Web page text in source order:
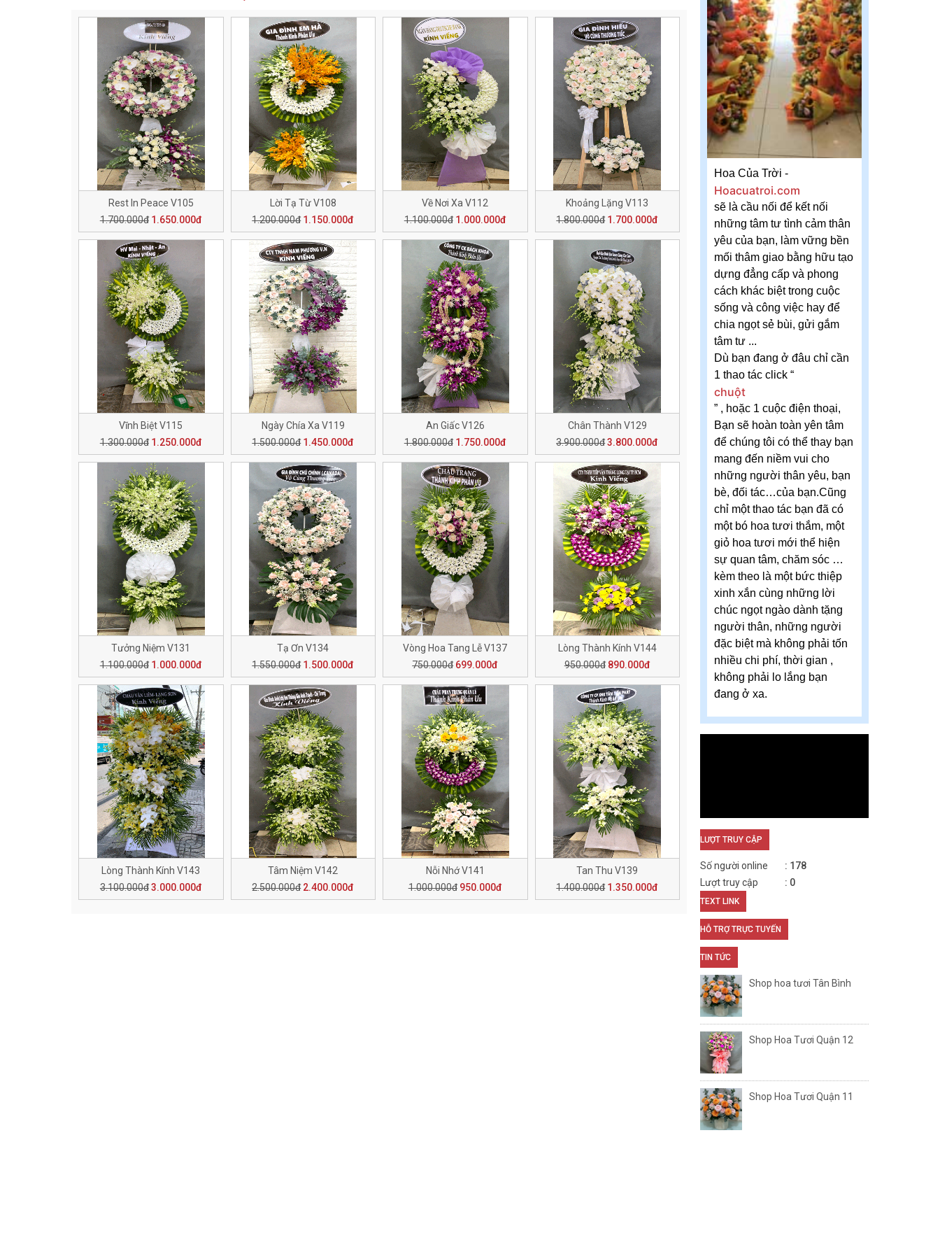
Rest In Peace V105
1.700.000đ 1.650.000đ
Lời Tạ Từ V108
1.200.000đ 1.150.000đ
Về Nơi Xa V112
1.100.000đ 1.000.000đ
Khoảng Lặng V113
1.800.000đ 1.700.000đ
Vĩnh Biệt V115
1.300.000đ 1.250.000đ
Ngày Chía Xa V119
1.500.000đ 1.450.000đ
An Giấc V126
1.800.000đ 1.750.000đ
Chân Thành V129
3.900.000đ3.800.000đ
Tưởng Niệm V131
1.100.000đ 1.000.000đ
Tạ Ơn V134
1.550.000đ 1.500.000đ
Vòng Hoa Tang Lễ V137
750.000đ 699.000đ
Lòng Thành Kính V144
950.000đ 890.000đ
Lòng Thành Kính V143
3.100.000đ 3.000.000đ
Tâm Niệm V142
2.500.000đ 2.400.000đ
Nỗi Nhớ V141
1.000.000đ 950.000đ
Tan Thu V139
1.400.000đ 1.350.000đ
Hoa Của Trời -
Hoacuatroi.com
sẽ là cầu nối để kết nối
những tâm tư tình cảm thân
yêu của bạn, làm vững bền
mối thâm giao bằng hữu tạo
dựng đẳng cấp và phong
cách khác biệt trong cuộc
sống và công việc hay để
chia ngọt sẻ bùi, gửi gắm
tâm tư ...
Dù bạn đang ở đâu chỉ cần
1 thao tác click “
chuột
” , hoặc 1 cuộc điện thoại,
Bạn sẽ hoàn toàn yên tâm
để chúng tôi có thể thay bạn
mang đến niềm vui cho
những người thân yêu, bạn
bè, đối tác…của bạn.Cũng
chỉ một thao tác bạn đã có
một bó hoa tươi thắm, một
giỏ hoa tươi mới thể hiện
sự quan tâm, chăm sóc …
kèm theo là một bức thiệp
xinh xắn cùng những lời
chúc ngọt ngào dành tặng
người thân, những người
đặc biệt mà không phải tốn
nhiều chi phí, thời gian ,
không phải lo lắng bạn
đang ở xa.
LƯỢT TRUY CẬP
Số người online
178
Lượt truy cập
0
TEXT LINK
HỖ TRỢ TRỰC TUYẾN
TIN TỨC
Shop hoa tươi Tân Bình
Shop Hoa Tươi Quận 12
Shop Hoa Tươi Quận 11